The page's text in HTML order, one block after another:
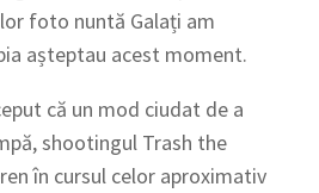
foto nuntă Galați am
așteptau acest moment.
că un mod ciudat de a
shootingul Trash the
în cursul celor aproximativ